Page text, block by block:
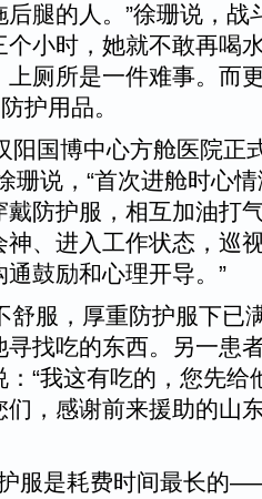
腿的人。”徐珊说，战
小时，她就不敢再喝
上厕所是一件难事。而
护用品。
国博中心方舱医院正
珊说，“首次进舱时心
防护服，相互加油打
神、进入工作状态，巡
鼓励和心理开导。”
服，厚重防护服下已
寻找吃的东西。另一患
“我这有吃的，您先给
们，感谢前来援助的山
服是耗费时间最长的